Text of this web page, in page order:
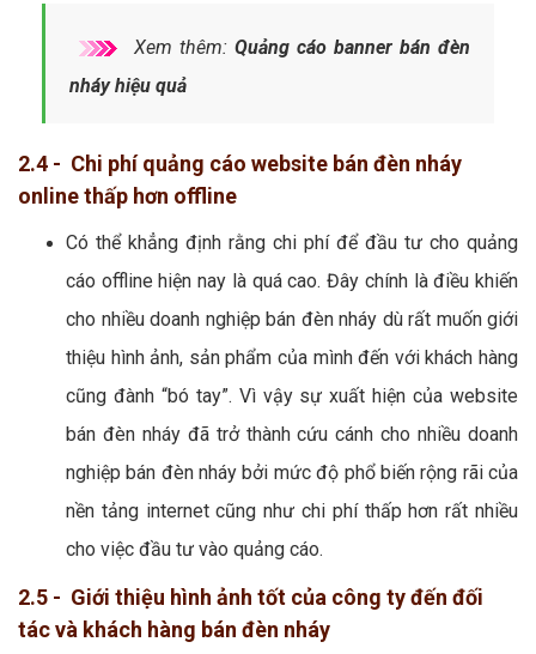
Xem thêm: Quảng cáo banner bán đèn
nháy hiệu quả
2.4 - Chi phí quảng cáo website bán đèn nháy
online thấp hơn offline
Có thể khẳng định rằng chi phí để đầu tư cho quảng
cáo offline hiện nay là quá cao. Đây chính là điều khiến
cho nhiều doanh nghiệp bán đèn nháy dù rất muốn giới
thiệu hình ảnh, sản phẩm của mình đến với khách hàng
cũng đành “bó tay”. Vì vậy sự xuất hiện của website
bán đèn nháy đã trở thành cứu cánh cho nhiều doanh
nghiệp bán đèn nháy bởi mức độ phổ biến rộng rãi của
nền tảng internet cũng như chi phí thấp hơn rất nhiều
cho việc đầu tư vào quảng cáo.
2.5 - Giới thiệu hình ảnh tốt của công ty đến đối
tác và khách hàng bán đèn nháy